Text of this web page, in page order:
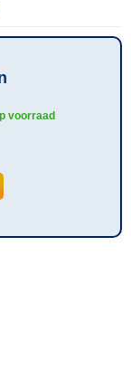
voorraad